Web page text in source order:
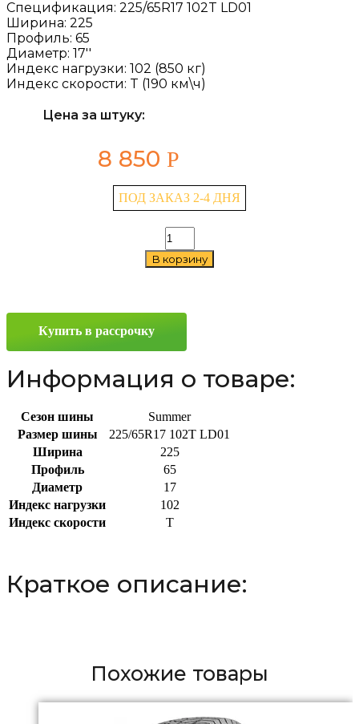
Спецификация: 225/65R17 102T LD01
Ширина: 225
Профиль: 65
Диаметр: 17''
Индекс нагрузки: 102 (850 кг)
Индекс скорости: T (190 км\ч)
Цена за штуку:
8 850 Р
ПОД ЗАКАЗ 2-4 ДНЯ
Количество
товара
Laufenn
102T
В корзину
Купить в рассрочку
Информация о товаре:
Сезон шины
Summer
Размер шины
225/65R17 102T LD01
Ширина
225
Профиль
65
Диаметр
17
Индекс нагрузки
102
Индекс скорости
T
Краткое описание:
Похожие товары